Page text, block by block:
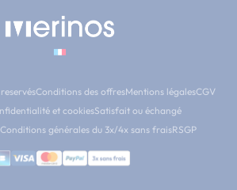
Conditions des offresMentions légalesCGV
et cookiesSatisfait ou échangé
Conditions générales du 3x/4x sans fraisRSGP